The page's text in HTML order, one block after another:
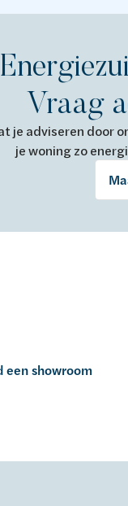
Vraag
je adviseren door
je woning zo
een showroom